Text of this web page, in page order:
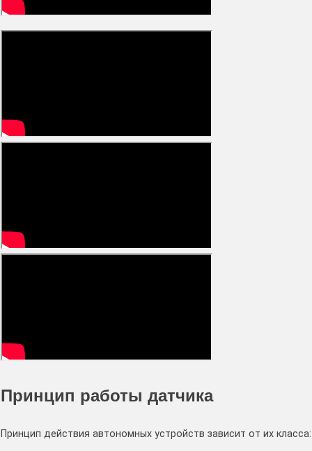
Принцип работы датчика
Принцип действия автономных устройств зависит от их класса: